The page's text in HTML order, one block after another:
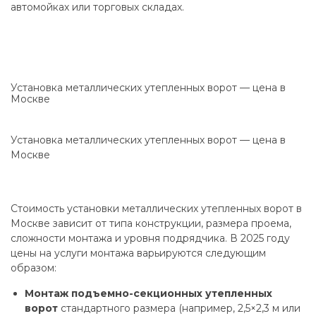
автомойках или торговых складах.
Установка металлических утепленных ворот — цена в
Москве
Установка металлических утепленных ворот — цена в
Москве
Стоимость установки металлических утепленных ворот в
Москве зависит от типа конструкции, размера проема,
сложности монтажа и уровня подрядчика. В 2025 году
цены на услуги монтажа варьируются следующим
образом:
Монтаж подъемно-секционных утепленных
ворот стандартного размера (например, 2,5×2,3 м или